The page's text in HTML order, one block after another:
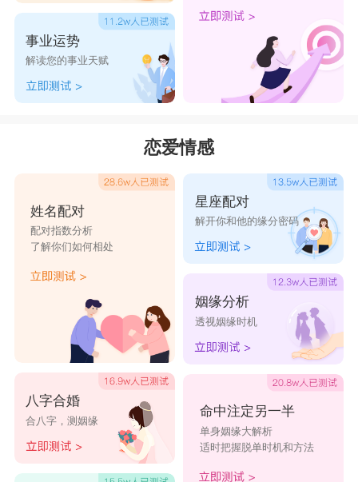
适，没有太多的隔阂，想说什么就说什么，所有的
尴尬和距离都变得最轻松、最自然的状态。
如果风向星座的人变得很敷衍，对你做什么都
提不起星座，那么可能是是真的不爱吧。
的人总是给人感觉非常冷漠的感觉，
好像心里想什么没人能知道，其实是因为水象星座
的人还是比较敏感的，缺乏安全感，难以轻易信任
别人。
水象星座的人一旦进入一段感情，就会变的很
谨慎，他们害怕被伤害，天生敏感多疑。所以他们
是很需要别人的宠爱，很需被人重视的星座。在喜
欢的人面前，他们会跟对方相处的很自然，将自己
的温柔体贴都展现出来，而且他们也是很负责任很
专一的星座，一旦他们在你面前展示积极认真的一
面，他们一定是很爱你了。
当然如果他们什么都不愿意跟你沟通，好像在
事业运势
解读您的事业天赋
恋爱情感
姓名配对
配对指数分析
了解你们如何相处
八字合婚
合八字，测姻缘
星座配对
解开你和他的缘分密码
姻缘分析
透视姻缘时机
命中注定另一半
单身姻缘大解析
适时把握脱单时机和方法